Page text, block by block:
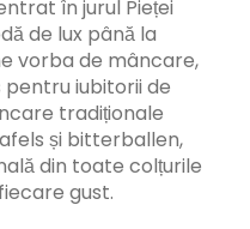
în jurul Pieței
de lux până la
vorba de mâncare,
iubitorii de
tradiționale
și bitterballen,
din toate colțurile
gust.